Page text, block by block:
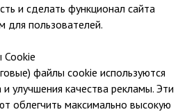
и сделать функционал сайта
для пользователей.
файлы cookie используются
улучшения качества рекламы. Эти
облегчить максимально высокую